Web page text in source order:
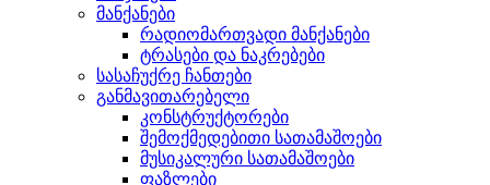
მანქანები
რადიომართვადი მანქანები
ტრასები და ნაკრებები
სასაჩუქრე ჩანთები
განმავითარებელი
კონსტრუქტორები
შემოქმედებითი სათამაშოები
მუსიკალური სათამაშოები
ფაზლები